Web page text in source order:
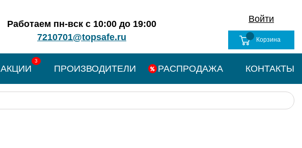
Войти
Корзина
Работаем пн-вск с 10:00 до 19:00
7210701@topsafe.ru
3
АКЦИИ ПРОИЗВОДИТЕЛИ РАСПРОДАЖА КОНТАКТЫ